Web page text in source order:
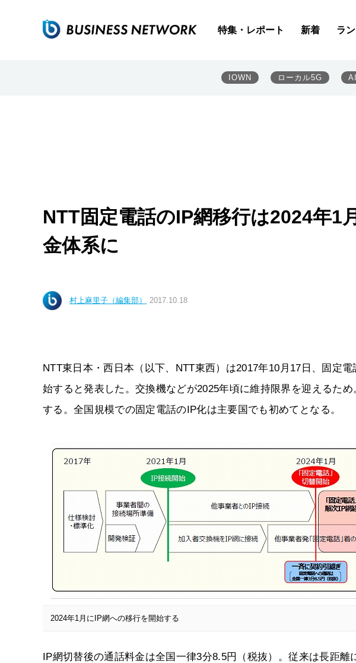
特集・レポート 新着 ラ
IOWN ローカル5G AI
NTT固定電話のIP網移行は2024年
金体系に
村上麻里子（編集部） 2017.10.18
NTT東日本・西日本（以下、NTT東西）は2017年10月17日、固定
始すると発表した。交換機などが2025年頃に維持限界を迎えるた
する。全国規模での固定電話のIP化は主要国でも初めてとなる。
2024年1月にIP網への移行を開始する
IP網切替後の通話料金は全国一律3分8.5円（税抜）。従来は長距